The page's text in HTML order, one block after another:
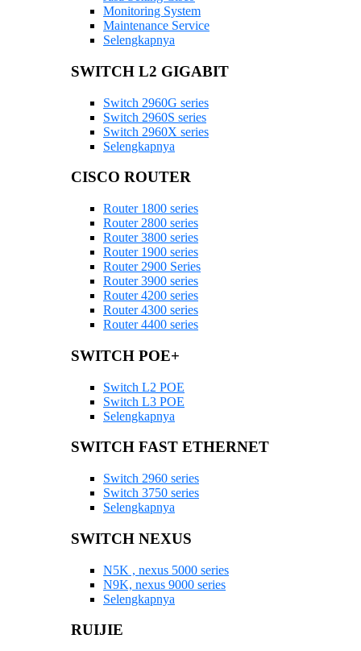
Monitoring System
Maintenance Service
Selengkapnya
SWITCH L2 GIGABIT
Switch 2960G series
Switch 2960S series
Switch 2960X series
Selengkapnya
CISCO ROUTER
Router 1800 series
Router 2800 series
Router 3800 series
Router 1900 series
Router 2900 Series
Router 3900 series
Router 4200 series
Router 4300 series
Router 4400 series
SWITCH POE+
Switch L2 POE
Switch L3 POE
Selengkapnya
SWITCH FAST ETHERNET
Switch 2960 series
Switch 3750 series
Selengkapnya
SWITCH NEXUS
N5K , nexus 5000 series
N9K, nexus 9000 series
Selengkapnya
RUIJIE